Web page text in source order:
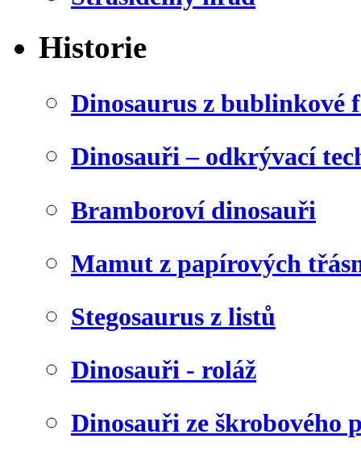
Historie
Dinosaurus z bublinkové
Dinosauři – odkrývací
Bramboroví dinosauři
Mamut z papírových
Stegosaurus z listů
Dinosauři - roláž
Dinosauři ze škrobového